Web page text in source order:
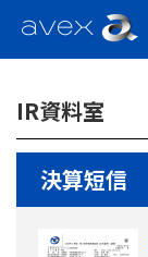
IR資料室
決算短信